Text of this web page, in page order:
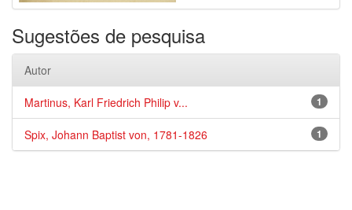
Sugestões de pesquisa
Autor
1
Martinus, Karl Friedrich Philip v...
1
Spix, Johann Baptist von, 1781-1826